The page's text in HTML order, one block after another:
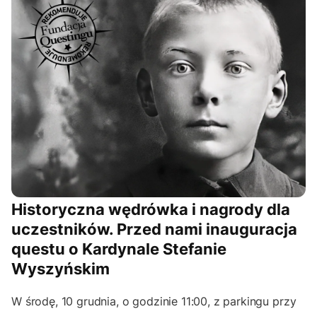
Historyczna wędrówka i nagrody dla
uczestników. Przed nami inauguracja
questu o Kardynale Stefanie
Wyszyńskim
W środę, 10 grudnia, o godzinie 11:00, z parkingu przy